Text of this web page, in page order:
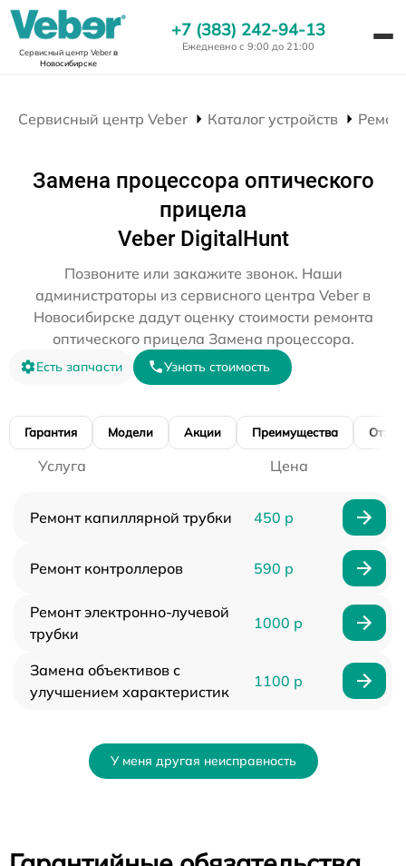
Сервисный центр Veberв
Новосибирске
+7 (383) 242-94-13
Ежедневно с 9:00 до 21:00
Сервисный центр Veber Каталог устройств
Замена процессора оптического
прицела
Veber DigitalHunt
Позвоните или закажите звонок. Наши
администраторы из сервисного центра Veber в
Новосибирске дадут оценку стоимости ремонта
оптического прицела Замена процессора.
Есть запчасти Узнать стоимость
Гарантия Модели Акции Преимущества
Услуга Цена
Ремонт капиллярной трубки 450 р
Ремонт контроллеров 590 р
Ремонт электронно-лучевой
трубки
1000 р
Замена объективов с
улучшением характеристик
1100 р
У меня другая неисправность